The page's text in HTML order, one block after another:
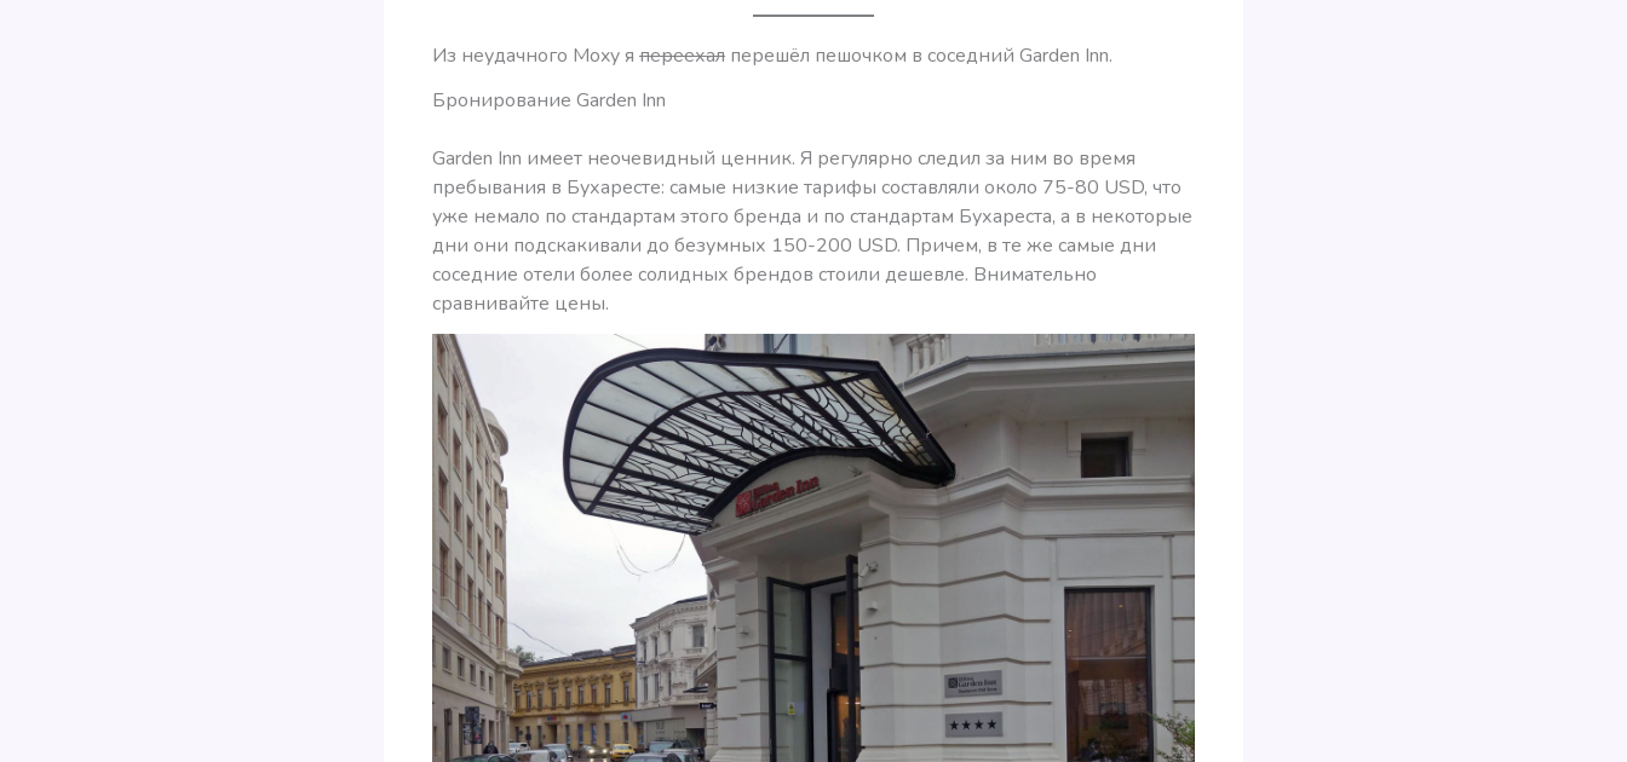
Из неудачного Moxy я переехал перешёл пешочком в соседний Garden Inn.
Бронирование Garden Inn
Garden Inn имеет неочевидный ценник. Я регулярно следил за ним во время
пребывания в Бухаресте: самые низкие тарифы составляли около 75-80 USD, что
уже немало по стандартам этого бренда и по стандартам Бухареста, а в некоторые
дни они подскакивали до безумных 150-200 USD. Причем, в те же самые дни
соседние отели более солидных брендов стоили дешевле. Внимательно
сравнивайте цены.